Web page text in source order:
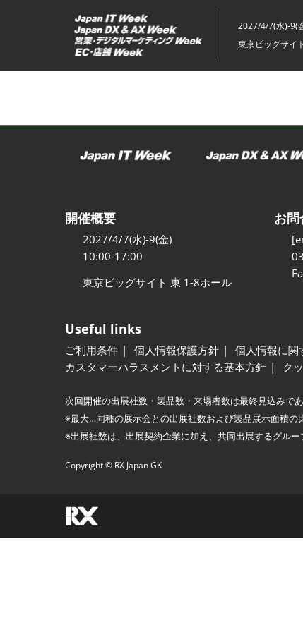
ッ
2027/4/7(水)-9(
東京ビッグサイ
開催概要
2027/4/7(水)-9(金)
10:00-17:00
東京ビッグサイト 東 1-8ホール
お
Useful links
ご利用条件 個人情報保護方針 個人情報に関
カスタマーハラスメントに対する基本方針
ク
次回開催の出展社数・製品数・来場者数は最終見込みで
※最大…同種の展示会との出展社数および製品展示面積の
※出展社数は、出展契約企業に加え、共同出展するグルー
Copyright © RX Japan GK